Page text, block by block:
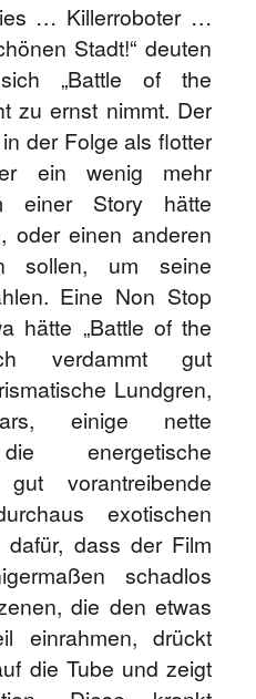
… Killerroboter …
Stadt!“ deuten
„Battle of the
zu ernst nimmt. Der
der Folge als flotter
ein wenig mehr
einer Story hätte
oder einen anderen
sollen, um seine
Eine Non Stop
hätte „Battle of the
verdammt gut
Lundgren,
einige nette
energetische
vorantreibende
exotischen
dafür, dass der Film
schadlos
die den etwas
einrahmen, drückt
die Tube und zeigt